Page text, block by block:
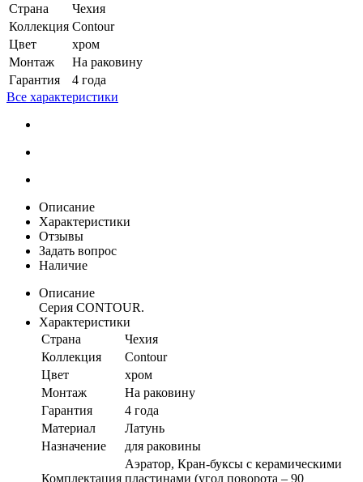
Страна
Чехия
Коллекция Contour
Цвет
хром
Монтаж
На раковину
Гарантия
4 года
Все характеристики
Описание
Характеристики
Отзывы
Задать вопрос
Наличие
Описание
Серия CONTOUR.
Характеристики
Страна
Чехия
Коллекция
Contour
Цвет
хром
Монтаж
На раковину
Гарантия
4 года
Материал
Латунь
Назначение
для раковины
Комплектация
Аэратор, Кран-буксы с керамическими
пластинами (угол поворота – 90